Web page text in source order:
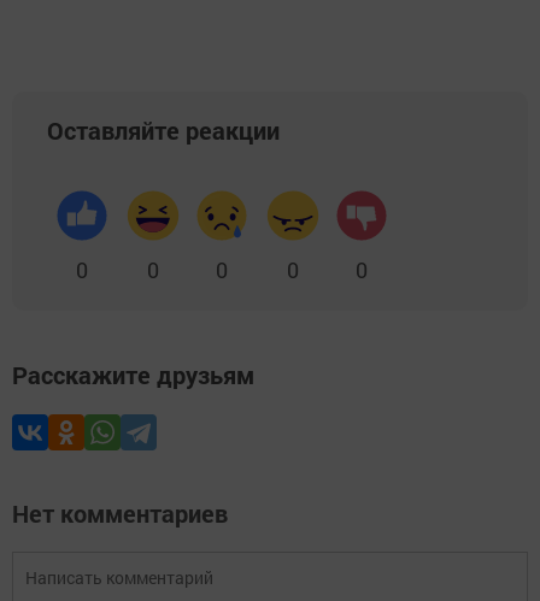
Оставляйте реакции
0 0 0 0 0
Расскажите друзьям
Нет комментариев